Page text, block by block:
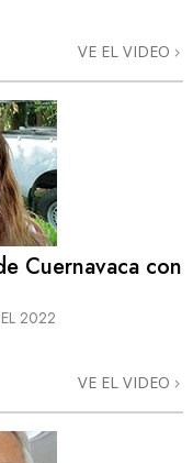
VE EL VIDEO
Cuernavaca con
2022
VE EL VIDEO